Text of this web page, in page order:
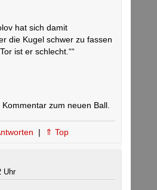
hat sich damit
die Kugel schwer zu fassen
ist er schlecht.““
zum neuen Ball.
| ⇑ Top
Uhr